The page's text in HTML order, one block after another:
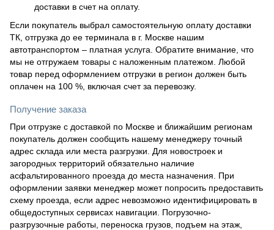
доставки в счет на оплату.
Если покупатель выбрал самостоятельную оплату доставки
ТК, отгрузка до ее терминала в г. Москве нашим
автотранспортом – платная услуга. Обратите внимание, что
мы не отгружаем товары с наложенным платежом. Любой
товар перед оформлением отгрузки в регион должен быть
оплачен на 100 %, включая счет за перевозку.
Получение заказа
При отгрузке с доставкой по Москве и ближайшим регионам
покупатель должен сообщить нашему менеджеру точный
адрес склада или места разгрузки. Для новостроек и
загородных территорий обязательно наличие
асфальтированного проезда до места назначения. При
оформлении заявки менеджер может попросить предоставить
схему проезда, если адрес невозможно идентифицировать в
общедоступных сервисах навигации. Погрузочно-
разгрузочные работы, переноска грузов, подъем на этаж,